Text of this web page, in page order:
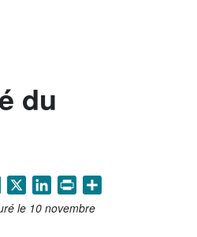
du
WhatsApp
X LinkedIn
Print
le 10 novembre